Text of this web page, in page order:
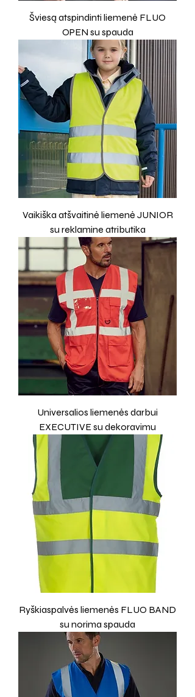
Šviesą atspindinti liemenė FLUO
OPEN su spauda
Vaikiška atšvaitinė liemenė JUNIOR
su reklamine atributika
Universalios liemenės darbui
EXECUTIVE su dekoravimu
Ryškiaspalvės liemenės FLUO BAND
su norima spauda